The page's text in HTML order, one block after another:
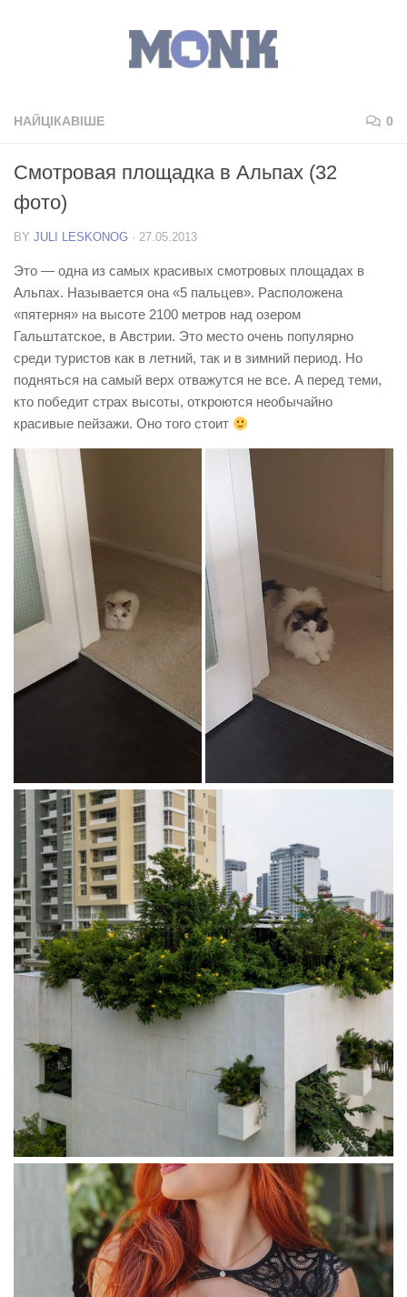
НАЙЦІКАВІШЕ 0
Смотровая площадка в Альпах (32
фото)
BY JULI LESKONOG · 27.05.2013
Это — одна из самых красивых смотровых площадах в
Альпах. Называется она «5 пальцев». Расположена
«пятерня» на высоте 2100 метров над озером
Гальштатское, в Австрии. Это место очень популярно
среди туристов как в летний, так и в зимний период. Но
подняться на самый верх отважутся не все. А перед теми,
кто победит страх высоты, откроются необычайно
красивые пейзажи. Оно того стоит